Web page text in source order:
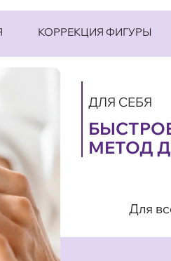
КОРРЕКЦИЯ ФИГУРЫ
ДЛЯ СЕБЯ
МЕТОД
Для